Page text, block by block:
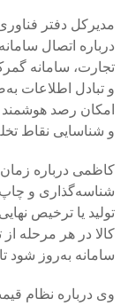
مدیرکل دفتر
درباره اتصال
تجارت، سامانه
و تبادل اطلاعات
امکان رصد هوشمند
و شناسایی نقاط
کاظمی درباره
تولید یا ترخیص
کالا در هر مرحله از
سامانه به‌روز شود
وی درباره نظام